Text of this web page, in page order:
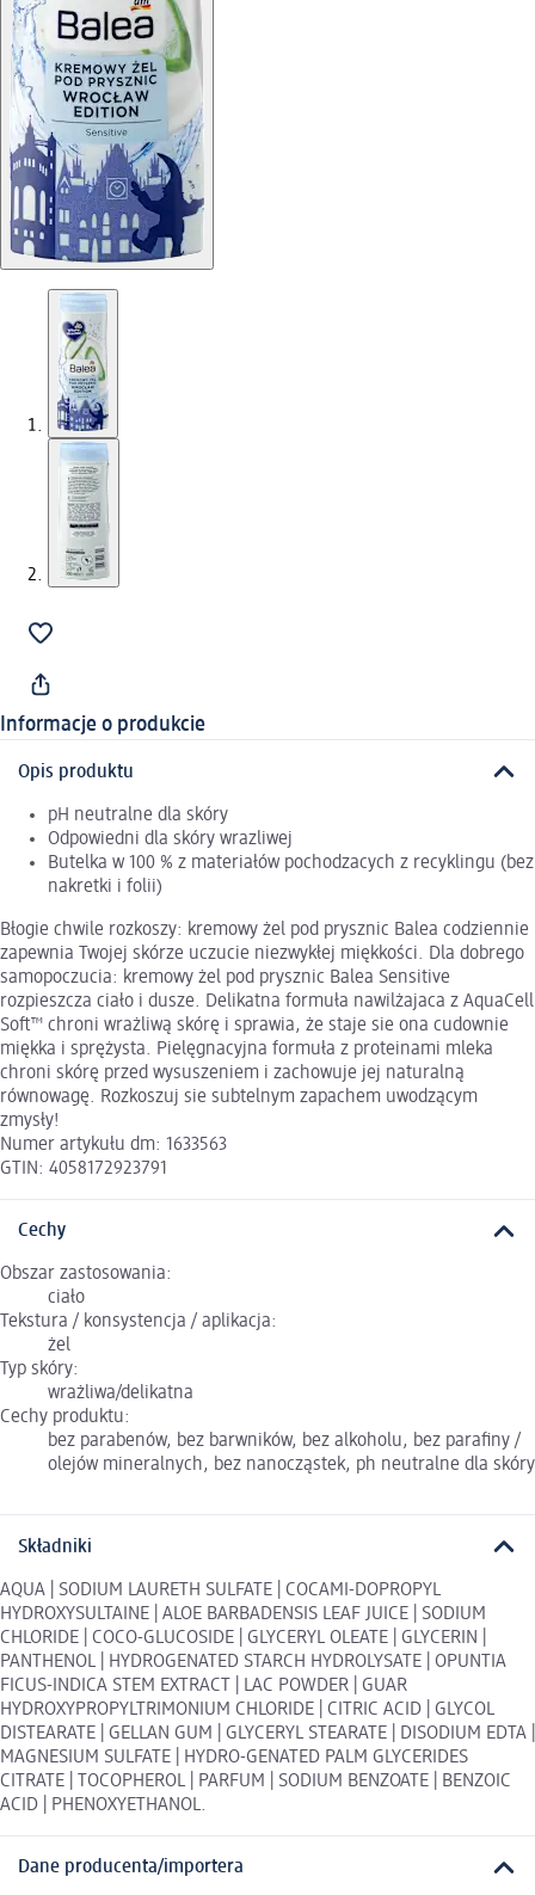
Informacje o produkcie
Opis produktu
pH neutralne dla skóry
Odpowiedni dla skóry wrazliwej
Butelka w 100 % z materiałów pochodzacych z recyklingu (bez
nakretki i folii)
Błogie chwile rozkoszy: kremowy żel pod prysznic Balea codziennie
zapewnia Twojej skórze uczucie niezwykłej miękkości. Dla dobrego
samopoczucia: kremowy żel pod prysznic Balea Sensitive
rozpieszcza ciało i dusze. Delikatna formuła nawilżajaca z AquaCell
Soft™ chroni wrażliwą skórę i sprawia, że staje sie ona cudownie
miękka i sprężysta. Pielęgnacyjna formuła z proteinami mleka
chroni skórę przed wysuszeniem i zachowuje jej naturalną
równowagę. Rozkoszuj sie subtelnym zapachem uwodzącym
zmysły!
Numer artykułu dm: 1633563
GTIN: 4058172923791
Cechy
Obszar zastosowania:
ciało
Tekstura / konsystencja / aplikacja:
żel
Typ skóry:
wrażliwa/delikatna
Cechy produktu:
bez parabenów, bez barwników, bez alkoholu, bez parafiny /
olejów mineralnych, bez nanocząstek, ph neutralne dla skóry
Składniki
AQUA | SODIUM LAURETH SULFATE | COCAMI-DOPROPYL
HYDROXYSULTAINE | ALOE BARBADENSIS LEAF JUICE | SODIUM
CHLORIDE | COCO-GLUCOSIDE | GLYCERYL OLEATE | GLYCERIN |
PANTHENOL | HYDROGENATED STARCH HYDROLYSATE | OPUNTIA
FICUS-INDICA STEM EXTRACT | LAC POWDER | GUAR
HYDROXYPROPYLTRIMONIUM CHLORIDE | CITRIC ACID | GLYCOL
DISTEARATE | GELLAN GUM | GLYCERYL STEARATE | DISODIUM EDTA |
MAGNESIUM SULFATE | HYDRO-GENATED PALM GLYCERIDES
CITRATE | TOCOPHEROL | PARFUM | SODIUM BENZOATE | BENZOIC
ACID | PHENOXYETHANOL.
Dane producenta/importera